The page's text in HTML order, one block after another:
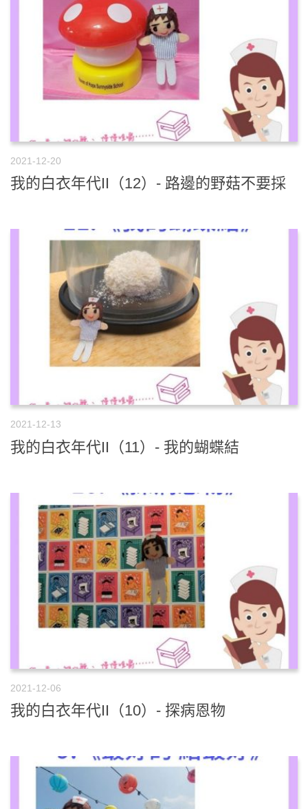
2021-12-20
我的白衣年代II（12）- 路邊的野菇不要採
2021-12-13
我的白衣年代II（11）- 我的蝴蝶結
2021-12-06
我的白衣年代II（10）- 探病恩物